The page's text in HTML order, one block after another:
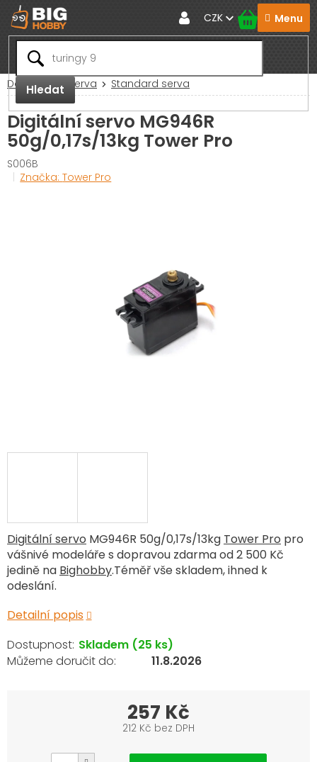
Přejít
na
obsah
Hledat
CZK
Domů RC Serva Standard serva
Digitální servo MG946R
50g/0,17s/13kg Tower Pro
S006B
Značka:Tower Pro
Digitální servo MG946R 50g/0,17s/13kg Tower Pro pro
vášnivé modeláře s dopravou zdarma od 2 500 Kč
jedině na Bighobby.Téměř vše skladem, ihned k
odeslání.
Detailní popis
Skladem (25 ks)
11.8.2026
257 Kč
212 Kč bez DPH
cena: